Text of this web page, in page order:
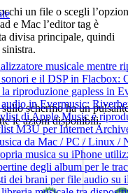
musicale mentre
e il DSP in Flacbox:
riproduzione gapless in
in Evermusic:
di Apple Music e
M3U per Internet
da Mac / PC / Linux
musica su iPhone
degli album per le
dei brani per file audio su
un file o scegli
e Mac l’editor tag è
divisa principale, quindi
schermo ha un
le azioni disponibili.